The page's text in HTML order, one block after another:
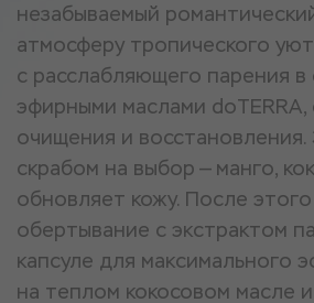
незабываемый
атмосферу тропического
с расслабляющего парения
эфирными маслами
очищения и
скрабом на выбор — манго,
обновляет кожу. После
обертывание с экстрактом
капсуле для максимального
на теплом кокосовом масле